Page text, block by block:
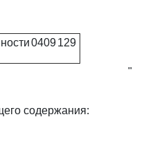
0409129
"
содержания: